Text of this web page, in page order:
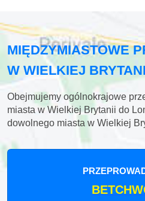
MIĘDZYMIASTOWE
W WIELKIEJ
Obejmujemy ogólnokrajowe
miasta w Wielkiej Brytanii do
dowolnego miasta w Wielkiej